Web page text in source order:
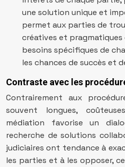
une solution unique et
permet aux parties de
créatives et
besoins spécifiques de
les chances de succès et
Contraste avec les
Contrairement aux
souvent longues,
médiation favorise un
recherche de solutions
judiciaires ont tendance à
les parties et à les opposer,